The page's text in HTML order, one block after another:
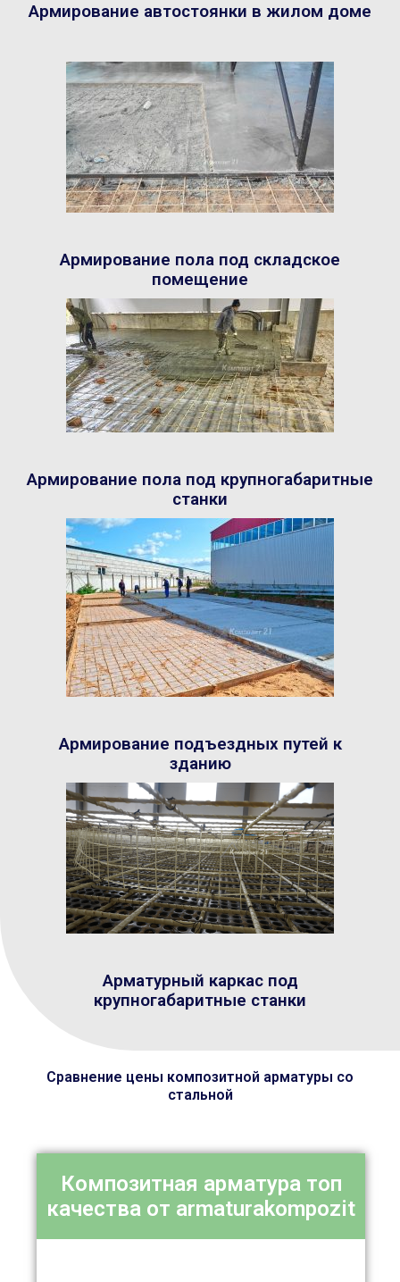
Армирование автостоянки в жилом доме
Армирование пола под складское
помещение
Армирование пола под крупногабаритные
станки
Армирование подъездных путей к
зданию
Арматурный каркас под
крупногабаритные станки
Сравнение цены композитной арматуры со
стальной
Композитная арматура топ
качества от armaturakompozit